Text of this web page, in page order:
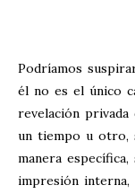
Podríamos
él no es el único
revelación privada
un tiempo u otro,
manera
impresión interna,